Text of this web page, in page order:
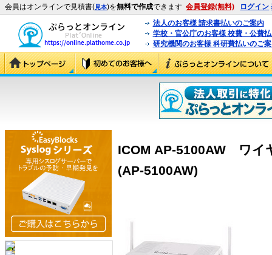
会員はオンラインで見積書(見本)を無料で作成できます 会員登録(無料) ログイン
法人のお客様 請求書払いのご案内
学校・官公庁のお客様 校費・公費
研究機関のお客様 科研費払いのご
ICOM AP-5100AW ワイ
(AP-5100AW)